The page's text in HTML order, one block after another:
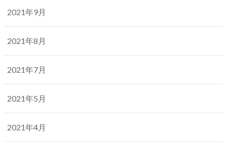
2021年9月
2021年8月
2021年7月
2021年5月
2021年4月